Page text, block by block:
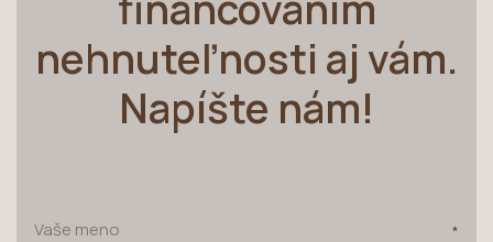
nehnuteľnosti aj vám.
Napíšte nám!
Vaše meno